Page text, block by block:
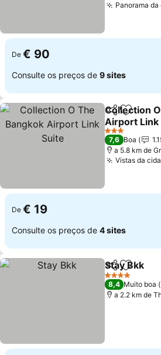
Panorama
De € 90
Consulte os preços de 9 sites
Partilhar
Collection
Airport Link
3 Estrelas
7,6 Boa
a 5.8 km de
Vistas da
De € 19
Consulte os preços de 4 sites
Partilhar
Stay Bkk
4 Estrelas
8,4 Muito boa
a 2.2 km de